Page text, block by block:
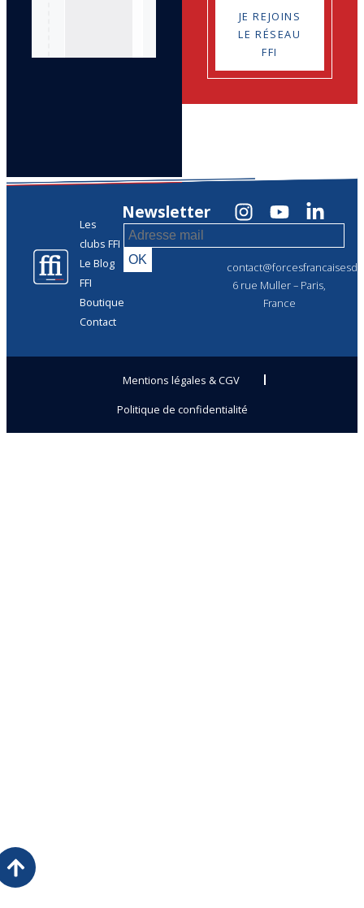
JE REJOINS
LE RÉSEAU
FFI
Les
clubs FFI
Le Blog
FFI
Boutique
Contact
6 rue Muller – Paris,
France
Newsletter
Mentions légales & CGV
Politique de confidentialité